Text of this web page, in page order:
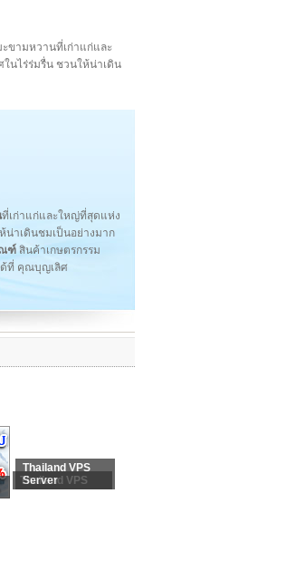
ะขามหวานที่เก่าแก่และ
นไร่ร่มรื่น ชวนให้น่าเดิน
ที่เก่าแก่และใหญ่ที่สุดแห่ง
าเดินชมเป็นอย่างมาก
ณฑ์ สินค้าเกษตรกรรม
ด้ที่ คุณบุญเลิศ
Thailand VPS
Thailand VPS
Server